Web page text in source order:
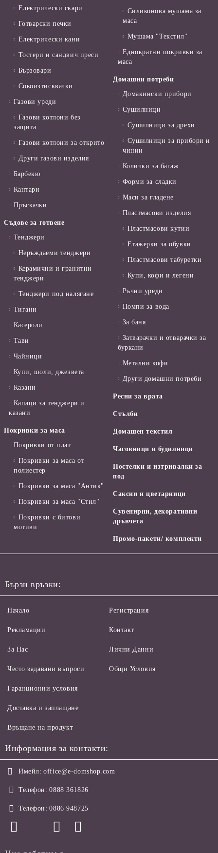
Електрически скари
Готварски печки
Електрически кани
Тостери и сандвич преси
Бързовари
Сокоизтисквачки
Газови уреди
Газови котлони без
защита
Газови котлони за открито
Други газови изделия
Барбекю
Кантари
Пръскачки
Съдове за готвене
Тенджери
Неръждаеми тенджери
Керамични и гранитни
тенджери
Тенджери под налягане
Тигани
Касероли
Тави
Чайници
Купи, шоли, джезвета
Казани
Капаци за тенджери и
казани
Покривки за маса
Покривки от плат
Покривки за маса от
полиестер
Покривки за маса "Антик"
Покривки за маса "Стил"
Покривки с битови
мотиви
Силиконова мушама за
маса
Мушама "Текстил"
Еднократни покривки за
маса
Домашни потреби
Домакински прибори
Сушилници
Сушилници за дрехи
Сушилници за прибори и
чинии
Колички за багаж
Форми за сладки
Маси за гладене
Пластмасови изделия
Пластмасови кутии
Етажерки за обувки
Пластмасови табуретки
Купи, кофи и легени
Ръчни уреди
Помпи за вода
За баня
Затварачки и отварачки за
буркани
Метални кофи
Други домашни потреби
Ресни за врата
Стълби
Домашен текстил
Часовници и будилници
Постелки и изтривалки за
под
Саксии и цветарници
Сувенирни, декоративни
дръвчета
Промо-пакети/ комплекти
Бързи връзки:
Начало
Рекламации
За Нас
Често задавани въпроси
Регистрация
Контакт
Лични Данни
Общи Условия
Гаранционни условия
Доставка и заплащане
Връщане на продукт
Информация за контакти:
Имейл: office@e-domshop.com
Телефон: 0888 361826
Телефон: 0886 948725